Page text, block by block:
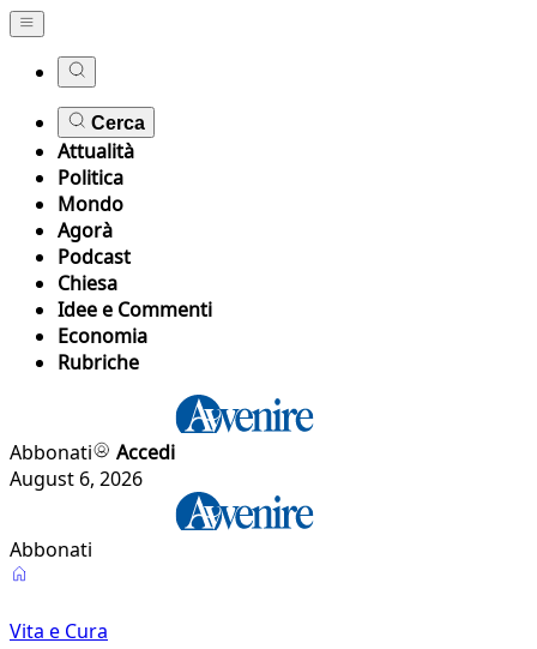
Cerca
Attualità
Politica
Mondo
Agorà
Podcast
Chiesa
Idee e Commenti
Economia
Rubriche
Abbonati
Accedi
August 6, 2026
Abbonati
Vita e Cura